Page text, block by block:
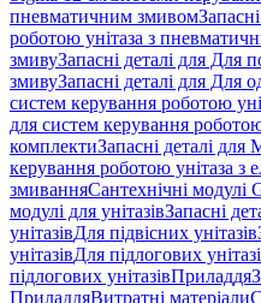
пневматичним змивом
роботою унітаза з
змивуЗапасні деталі для Для
змивуЗапасні деталі для Для
систем керування роботою
для систем керування
комплектиЗапасні деталі
керування роботою унітаза з
змиванняСантехнічні модулі
модулі для унітазівЗапасні
унітазівДля підвісних унітазів
унітазівДля підлогових
підлогових унітазівПриладдя
ПриладдяВитратні матеріали